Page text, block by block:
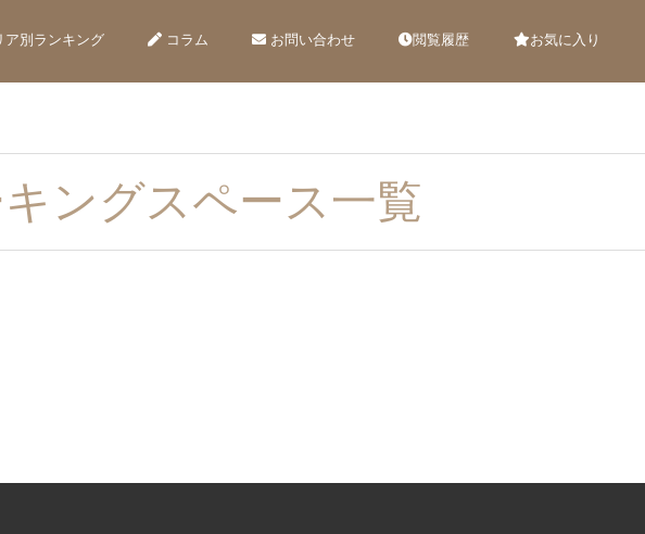
ア別ランキング コラム お問い合わせ 閲覧履歴 お気に入り
ングスペース一覧